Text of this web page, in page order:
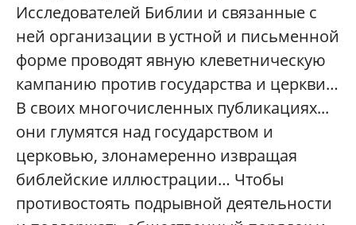
Исследователей Библии и связанные с
ней организации в устной и письменной
форме проводят явную клеветническую
кампанию против государства и церкви…
В своих многочисленных публикациях...
они глумятся над государством и
церковью, злонамеренно извращая
библейские иллюстрации… Чтобы
противостоять подрывной деятельности